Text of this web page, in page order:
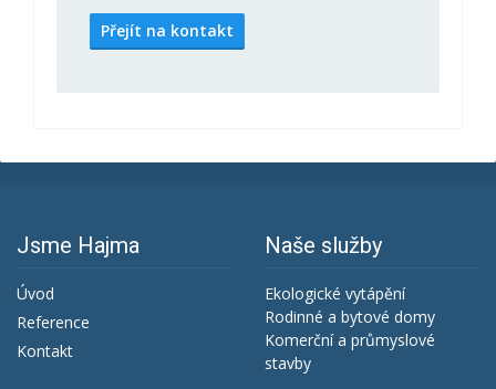
Přejít na kontakt
Jsme Hajma
Úvod
Reference
Kontakt
Naše služby
Ekologické vytápění
Rodinné a bytové domy
Komerční a průmyslové
stavby